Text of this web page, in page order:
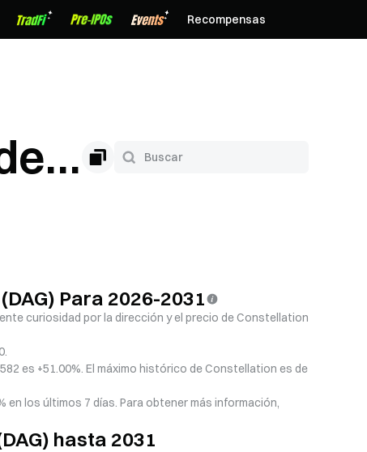
Recompensas
Para 2026-2031
curiosidad por la dirección y el precio de Constellation
es +51.00%. El máximo histórico de Constellation es de
en los últimos 7 días. Para obtener más información,
hasta 2031